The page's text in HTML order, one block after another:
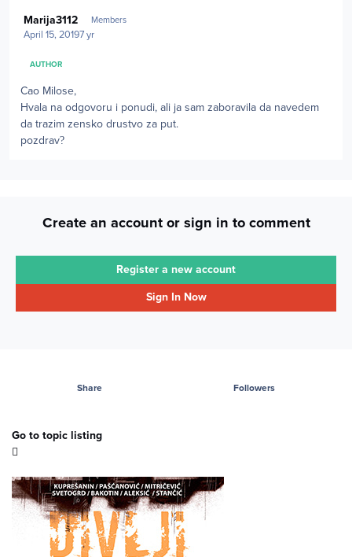
Marija3112 Members
April 15, 20197 yr
AUTHOR
Cao Milose,
Hvala na odgovoru i ponudi, ali ja sam zaboravila da navedem
da trazim zensko drustvo za put.
pozdrav?
Create an account or sign in to comment
Register a new account
Sign In Now
Share Followers
Go to topic listing